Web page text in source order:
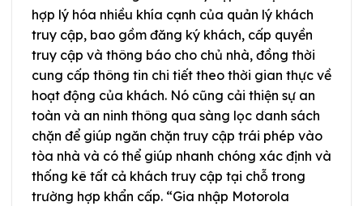
hợp lý hóa nhiều khía cạnh của quản lý khách
truy cập, bao gồm đăng ký khách, cấp quyền
truy cập và thông báo cho chủ nhà, đồng thời
cung cấp thông tin chi tiết theo thời gian thực về
hoạt động của khách. Nó cũng cải thiện sự an
toàn và an ninh thông qua sàng lọc danh sách
chặn để giúp ngăn chặn truy cập trái phép vào
tòa nhà và có thể giúp nhanh chóng xác định và
thống kê tất cả khách truy cập tại chỗ trong
trường hợp khẩn cấp. “Gia nhập Motorola